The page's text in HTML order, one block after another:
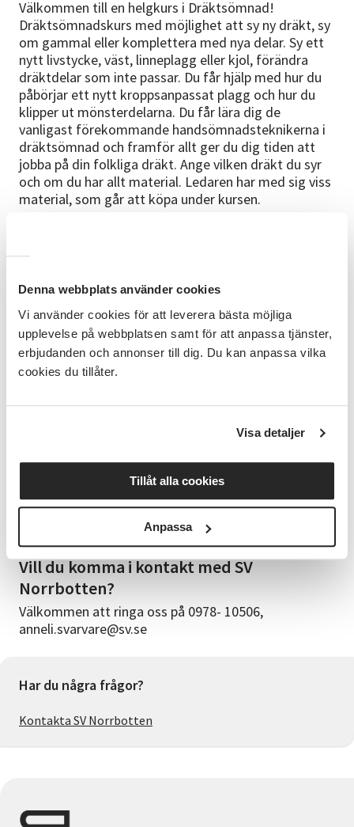
Denna webbplats använder cookies
Vi använder cookies för att leverera bästa möjliga
upplevelse på webbplatsen samt för att anpassa tjänster,
erbjudanden och annonser till dig. Du kan anpassa vilka
cookies du tillåter.
Visa detaljer
Tillåt alla cookies
Anpassa
Välkommen till en helgkurs i Dräktsömnad!
Dräktsömnadskurs med möjlighet att sy ny dräkt, sy
om gammal eller komplettera med nya delar. Sy ett
nytt livstycke, väst, linneplagg eller kjol, förändra
dräktdelar som inte passar. Du får hjälp med hur du
påbörjar ett nytt kroppsanpassat plagg och hur du
klipper ut mönsterdelarna. Du får lära dig de
vanligast förekommande handsömnadsteknikerna i
dräktsömnad och framför allt ger du dig tiden att
jobba på din folkliga dräkt. Ange vilken dräkt du syr
och om du har allt material. Ledaren har med sig viss
material, som går att köpa under kursen.
Ledare: Karin Hult- Luleå har stor erfarenhet av
Bra att veta
Du tar med dig ditt material som du kommer att
behöva för sömnad och ta gärna med symaskin om
du har. Karin har en del mönster, så hör av dig i
något kring t.ex. material. Om du redan har några
det bra att ta med dem för att prova ut allt
Anmälan
Välkommen med din anmälan - Anmäl senast 16/9!
Vill du komma i kontakt med SV
Norrbotten?
Välkommen att ringa oss på 0978- 10506,
anneli.svarvare@sv.se
Har du några frågor?
Kontakta SV Norrbotten